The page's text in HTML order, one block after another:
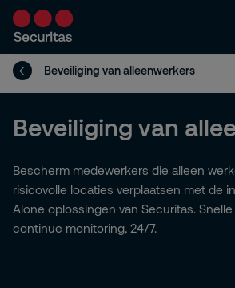
Beveiliging van alleenwerkers
Beveiliging van
Bescherm medewerkers die alleen
risicovolle locaties verplaatsen met de
Alone oplossingen van Securitas.
continue monitoring, 24/7.